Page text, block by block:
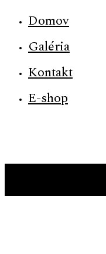
Domov
Galéria
Kontakt
E-shop